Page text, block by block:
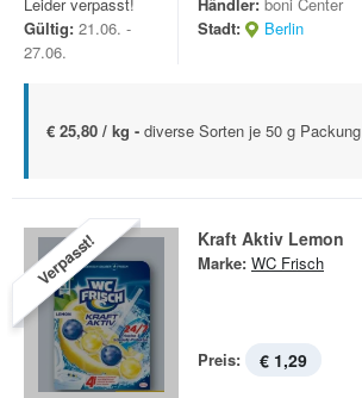
Gültig: 21.06. -
27.06.
Stadt:
Berlin
€ 25,80 / kg - diverse Sorten je 50 g Packung
Verpasst! Kraft Aktiv Lemon
Marke: WC Frisch
Preis: € 1,29